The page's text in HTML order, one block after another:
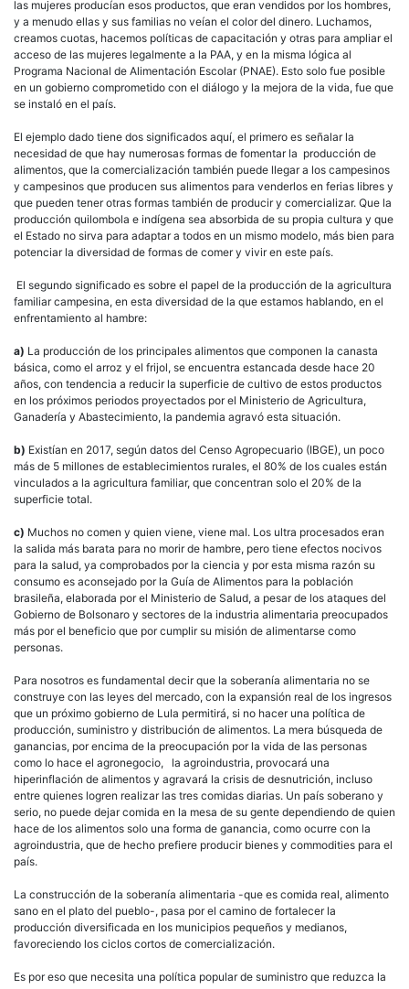
las mujeres producían esos productos, que eran vendidos por los hombres,
y a menudo ellas y sus familias no veían el color del dinero. Luchamos,
creamos cuotas, hacemos políticas de capacitación y otras para ampliar el
acceso de las mujeres legalmente a la PAA, y en la misma lógica al
Programa Nacional de Alimentación Escolar (PNAE). Esto solo fue posible
en un gobierno comprometido con el diálogo y la mejora de la vida, fue que
se instaló en el país.
El ejemplo dado tiene dos significados aquí, el primero es señalar la
necesidad de que hay numerosas formas de fomentar la producción de
alimentos, que la comercialización también puede llegar a los campesinos
y campesinos que producen sus alimentos para venderlos en ferias libres y
que pueden tener otras formas también de producir y comercializar. Que la
producción quilombola e indígena sea absorbida de su propia cultura y que
el Estado no sirva para adaptar a todos en un mismo modelo, más bien para
potenciar la diversidad de formas de comer y vivir en este país.
El segundo significado es sobre el papel de la producción de la agricultura
familiar campesina, en esta diversidad de la que estamos hablando, en el
enfrentamiento al hambre:
a) La producción de los principales alimentos que componen la canasta
básica, como el arroz y el frijol, se encuentra estancada desde hace 20
años, con tendencia a reducir la superficie de cultivo de estos productos
en los próximos periodos proyectados por el Ministerio de Agricultura,
Ganadería y Abastecimiento, la pandemia agravó esta situación.
b) Existían en 2017, según datos del Censo Agropecuario (IBGE), un poco
más de 5 millones de establecimientos rurales, el 80% de los cuales están
vinculados a la agricultura familiar, que concentran solo el 20% de la
superficie total.
c) Muchos no comen y quien viene, viene mal. Los ultra procesados eran
la salida más barata para no morir de hambre, pero tiene efectos nocivos
para la salud, ya comprobados por la ciencia y por esta misma razón su
consumo es aconsejado por la Guía de Alimentos para la población
brasileña, elaborada por el Ministerio de Salud, a pesar de los ataques del
Gobierno de Bolsonaro y sectores de la industria alimentaria preocupados
más por el beneficio que por cumplir su misión de alimentarse como
personas.
Para nosotros es fundamental decir que la soberanía alimentaria no se
construye con las leyes del mercado, con la expansión real de los ingresos
que un próximo gobierno de Lula permitirá, si no hacer una política de
producción, suministro y distribución de alimentos. La mera búsqueda de
ganancias, por encima de la preocupación por la vida de las personas
como lo hace el agronegocio, la agroindustria, provocará una
hiperinflación de alimentos y agravará la crisis de desnutrición, incluso
entre quienes logren realizar las tres comidas diarias. Un país soberano y
serio, no puede dejar comida en la mesa de su gente dependiendo de quien
hace de los alimentos solo una forma de ganancia, como ocurre con la
agroindustria, que de hecho prefiere producir bienes y commodities para el
país.
La construcción de la soberanía alimentaria -que es comida real, alimento
sano en el plato del pueblo-, pasa por el camino de fortalecer la
producción diversificada en los municipios pequeños y medianos,
favoreciendo los ciclos cortos de comercialización.
Es por eso que necesita una política popular de suministro que reduzca la